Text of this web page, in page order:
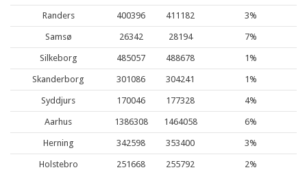
Randers 400396 411182 3%
Samsø 26342 28194 7%
Silkeborg 485057 488678 1%
Skanderborg 301086 304241 1%
Syddjurs 170046 177328 4%
Aarhus 1386308 1464058 6%
Herning 342598 353400 3%
Holstebro 251668 255792 2%